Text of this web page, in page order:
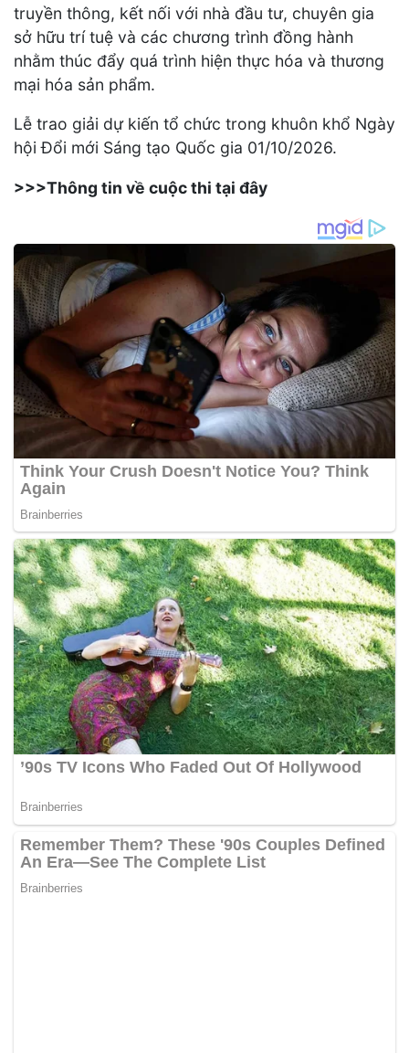
truyền thông, kết nối với nhà đầu tư, chuyên gia
sở hữu trí tuệ và các chương trình đồng hành
nhằm thúc đẩy quá trình hiện thực hóa và thương
mại hóa sản phẩm.
Lễ trao giải dự kiến tổ chức trong khuôn khổ Ngày
hội Đổi mới Sáng tạo Quốc gia 01/10/2026.
>>>Thông tin về cuộc thi tại đây